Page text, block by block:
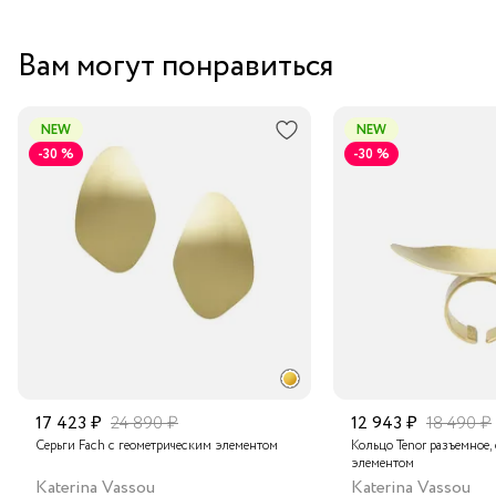
Вам могут понравиться
NEW
-30 %
17 423 ₽ 24 890 ₽
Серьги Fach с геометрическим элементом
Katerina Vassou
NEW
-30 %
12 943 ₽ 18 490 ₽
Кольцо Tenor
элементом
Katerina Vassou